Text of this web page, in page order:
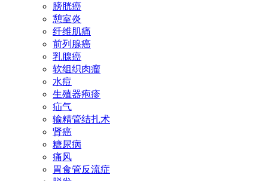
膀胱癌
憩室炎
纤维肌痛
前列腺癌
乳腺癌
软组织肉瘤
水痘
生殖器疱疹
疝气
输精管结扎术
肾癌
糖尿病
痛风
胃食管反流症